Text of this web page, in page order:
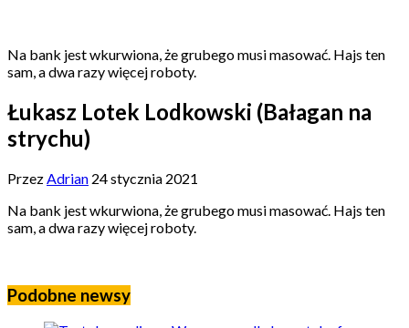
Na bank jest wkurwiona, że grubego musi masować. Hajs ten
sam, a dwa razy więcej roboty.
Łukasz Lotek Lodkowski (Bałagan na
strychu)
PrzezAdrian 24 stycznia 2021
Na bank jest wkurwiona, że grubego musi masować. Hajs ten
sam, a dwa razy więcej roboty.
Podobne newsy